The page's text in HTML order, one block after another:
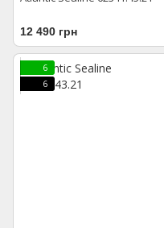
12 490 грн
6
6